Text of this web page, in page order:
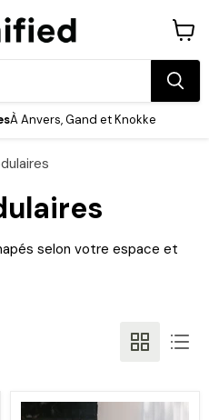
À Anvers, Gand et Knokke
le
panier
selon votre espace et